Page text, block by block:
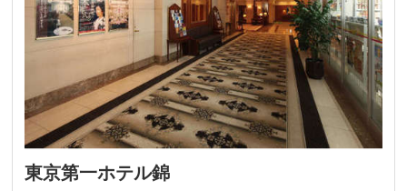
東京第一ホテル錦